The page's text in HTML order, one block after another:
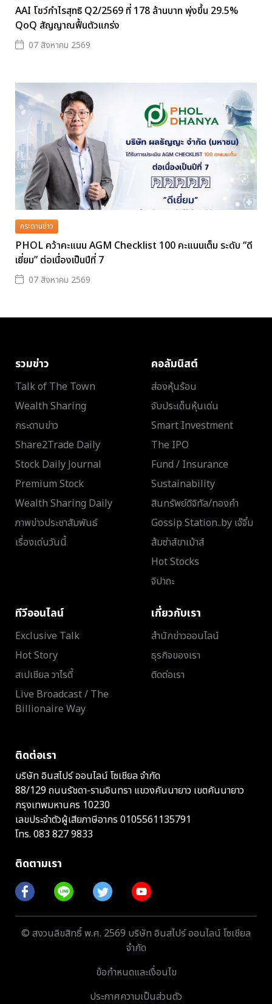
AAI โชว์กำไรสุทธิ Q2/2569 ที่ 178 ล้านบาท พุ่งขึ้น 29.5%
QoQ สัญญาณฟื้นตัวแกร่ง
07 สิงหาคม 2569
กระดานข่าว
PHOL คว้าคะแนน AGM Checklist 100 คะแนนเต็ม ระดับ “ดี
เยี่ยม” ต่อเนื่องเป็นปีที่ 7
07 สิงหาคม 2569
รวมข่าว
Talk of The Town
Wealth Sharing
กระดานข่าว
Share2Trade Daily
Stock Daily Journal
Premium Stock
Wealth Sharing Daily
ภาพข่าวประชาสัมพันธ์
เรื่องเด่นวันนี้
คอลัมนิสต์
ส่องหุ้นร้อน
จับประเด็นหุ้นเด่น
Smart Investment
The IPO
Fund / Insurance
Sustainability
สินทรัพย์ดิจิทัล/ทองคำ
Gossip Station..by เจ๊จิ๋ม
ส้มซ่าส์ขาเม้าส์
Hot Stocks
จิปาถะ
ทีวีออนไลน์
Exclusive Talk
Hot Story
สเปเชียล วาไรตี้
Live Broadcast / The
Billionaire Way
เกี่ยวกับเรา
สำนักข่าวออนไลน์
ธุรกิจของเรา
ติดต่อเรา
ติดต่อเรา
บริษัท อินสไปร์ ออนไลน์ โซเชียล จำกัด
88/129 ถนนรัชดา-รามอินทรา แขวงคันนายาว เขตคันนายาว
กรุงเทพมหานคร 10230
เลขประจำตัวผู้เสียภาษีอากร 0105561135791
โทร. 083 827 9833
ติดตามเรา
© สงวนลิขสิทธิ์ พ.ศ. 2569 บริษัท อินสไปร์ ออนไลน์ โซเชียล
จำกัด
ข้อกำหนดและเงื่อนไข
ประกาศความเป็นส่วนตัว